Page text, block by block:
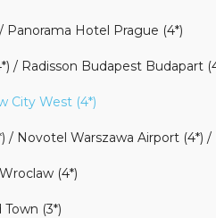
/ Panorama Hotel Prague (4*)
/ Radisson Budapest Budapart
City West (4*)
Novotel Warszawa Airport (4*) /
(4*)
(3*)